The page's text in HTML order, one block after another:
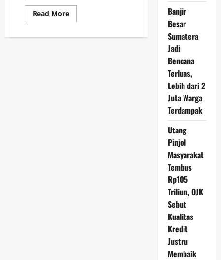
Read MoreRead
more
Saat
Banjir
Besar
Sumatera
Jadi
Bencana
Terluas,
Lebih dari 2
Juta Warga
Terdampak
Utang
Pinjol
Masyarakat
Tembus
Rp105
Triliun, OJK
Sebut
Kualitas
Kredit
Justru
Membaik